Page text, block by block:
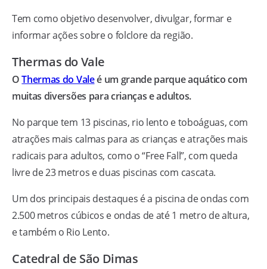
Tem como objetivo desenvolver, divulgar, formar e
informar ações sobre o folclore da região.
Thermas do Vale
OThermas do Valeé um grande parque aquático com
muitas diversões para crianças e adultos.
No parque tem 13 piscinas, rio lento e toboáguas, com
atrações mais calmas para as crianças e atrações mais
radicais para adultos, como o “Free Fall”, com queda
livre de 23 metros e duas piscinas com cascata.
Um dos principais destaques é a piscina de ondas com
2.500 metros cúbicos e ondas de até 1 metro de altura,
e também o Rio Lento.
Catedral de São Dimas